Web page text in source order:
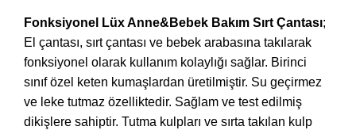
Fonksiyonel Lüx Anne&Bebek Bakım Sırt Çantası;
El çantası, sırt çantası ve bebek arabasına takılarak
fonksiyonel olarak kullanım kolaylığı sağlar. Birinci
sınıf özel keten kumaşlardan üretilmiştir. Su geçirmez
ve leke tutmaz özelliktedir. Sağlam ve test edilmiş
dikişlere sahiptir. Tutma kulpları ve sırta takılan kulp